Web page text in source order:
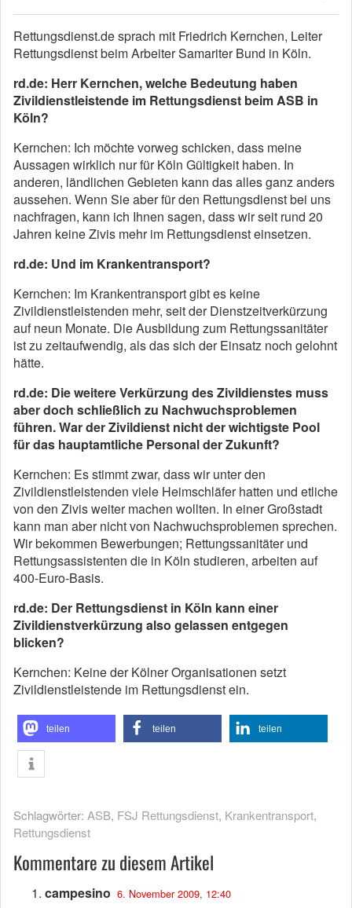
Rettungsdienst.de sprach mit Friedrich Kernchen, Leiter
Rettungsdienst beim Arbeiter Samariter Bund in Köln.
rd.de: Herr Kernchen, welche Bedeutung haben
Zivildienstleistende im Rettungsdienst beim ASB in
Köln?
Kernchen: Ich möchte vorweg schicken, dass meine
Aussagen wirklich nur für Köln Gültigkeit haben. In
anderen, ländlichen Gebieten kann das alles ganz anders
aussehen. Wenn Sie aber für den Rettungsdienst bei uns
nachfragen, kann ich Ihnen sagen, dass wir seit rund 20
Jahren keine Zivis mehr im Rettungsdienst einsetzen.
rd.de: Und im Krankentransport?
Kernchen: Im Krankentransport gibt es keine
Zivildienstleistenden mehr, seit der Dienstzeitverkürzung
auf neun Monate. Die Ausbildung zum Rettungssanitäter
ist zu zeitaufwendig, als das sich der Einsatz noch gelohnt
hätte.
rd.de: Die weitere Verkürzung des Zivildienstes muss
aber doch schließlich zu Nachwuchsproblemen
führen. War der Zivildienst nicht der wichtigste Pool
für das hauptamtliche Personal der Zukunft?
Kernchen: Es stimmt zwar, dass wir unter den
Zivildienstleistenden viele Heimschläfer hatten und etliche
von den Zivis weiter machen wollten. In einer Großstadt
kann man aber nicht von Nachwuchsproblemen sprechen.
Wir bekommen Bewerbungen; Rettungssanitäter und
Rettungsassistenten die in Köln studieren, arbeiten auf
400-Euro-Basis.
rd.de: Der Rettungsdienst in Köln kann einer
Zivildienstverkürzung also gelassen entgegen
blicken?
Kernchen: Keine der Kölner Organisationen setzt
Zivildienstleistende im Rettungsdienst ein.
teilen teilen teilen
Schlagwörter: ASB, FSJ Rettungsdienst, Krankentransport,
Rettungsdienst
Kommentare zu diesem Artikel
campesino 6. November 2009, 12:40